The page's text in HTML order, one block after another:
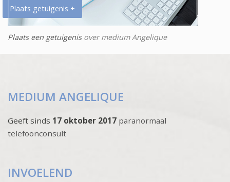
Plaats getuigenis +
Plaats een getuigenisover medium Angelique
MEDIUM ANGELIQUE
Geeft sinds 17 oktober 2017 paranormaal
telefoonconsult
INVOELEND